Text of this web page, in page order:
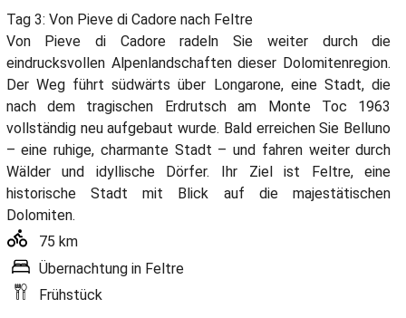
Tag 3: Von Pieve di Cadore nach Feltre
Von Pieve di Cadore radeln Sie weiter durch die
eindrucksvollen Alpenlandschaften dieser Dolomitenregion.
Der Weg führt südwärts über Longarone, eine Stadt, die
nach dem tragischen Erdrutsch am Monte Toc 1963
vollständig neu aufgebaut wurde. Bald erreichen Sie Belluno
– eine ruhige, charmante Stadt – und fahren weiter durch
Wälder und idyllische Dörfer. Ihr Ziel ist Feltre, eine
historische Stadt mit Blick auf die majestätischen
Dolomiten.
75 km
Übernachtung in Feltre
Frühstück